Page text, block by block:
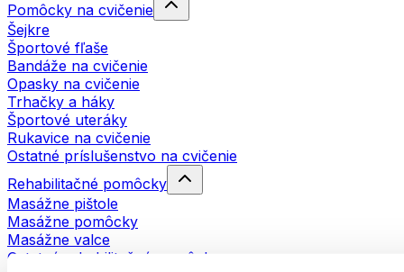
Pomôcky na cvičenie
Šejkre
Športové fľaše
Bandáže na cvičenie
Opasky na cvičenie
Trhačky a háky
Športové uteráky
Rukavice na cvičenie
Ostatné príslušenstvo na cvičenie
Rehabilitačné pomôcky
Masážne pištole
Masážne pomôcky
Masážne valce
Ostatné rehabilitačné pomôcky